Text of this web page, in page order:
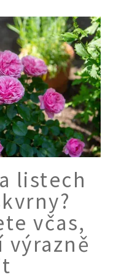
listech
včas,
výrazně